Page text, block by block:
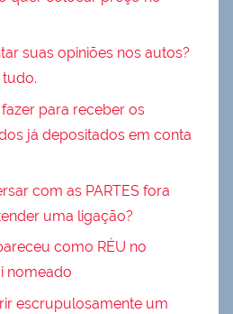
suas opiniões nos autos?
para receber os
já depositados em conta
com as PARTES fora
uma ligação?
como RÉU no
nomeado
escrupulosamente um